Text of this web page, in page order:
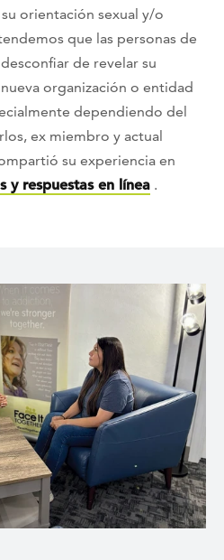
orientación sexual y/o
que las personas de
de revelar su
organización o entidad
dependiendo del
ex miembro y actual
su experiencia en
y respuestas en línea .